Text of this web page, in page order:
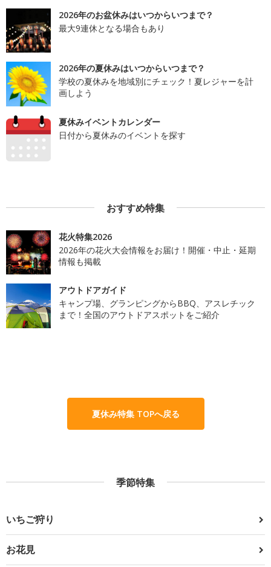
2026年のお盆休みはいつからいつまで？
最大9連休となる場合もあり
2026年の夏休みはいつからいつまで？
学校の夏休みを地域別にチェック！夏レジャーを計
画しよう
夏休みイベントカレンダー
日付から夏休みのイベントを探す
おすすめ特集
花火特集2026
2026年の花火大会情報をお届け！開催・中止・延期
情報も掲載
アウトドアガイド
キャンプ場、グランピングからBBQ、アスレチック
まで！全国のアウトドアスポットをご紹介
夏休み特集 TOPへ戻る
季節特集
いちご狩り
お花見